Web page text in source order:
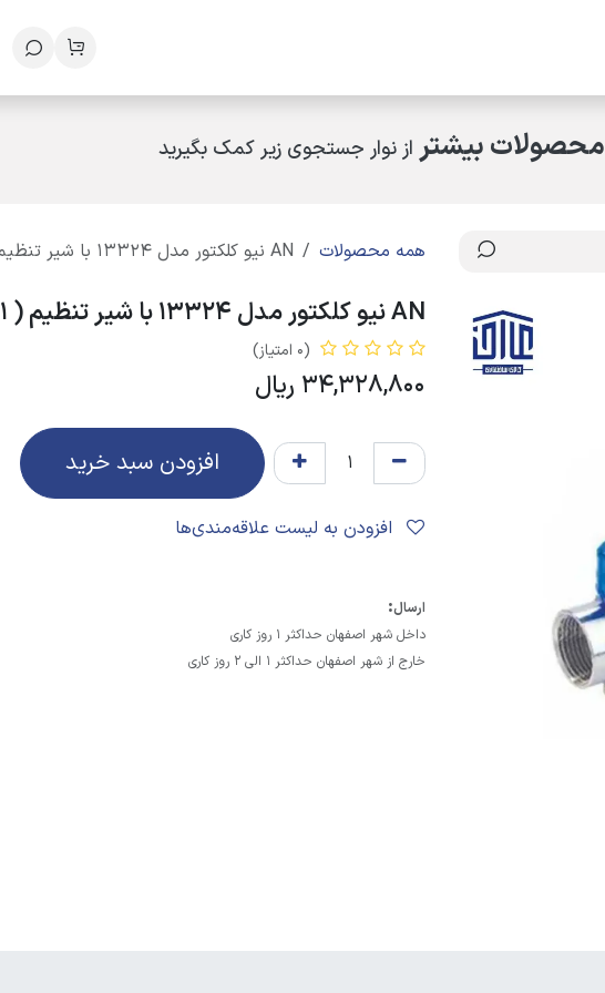
محصولات بیشتر از نوار جستجوی زیر کمک بگیرید
همه محصولات AN نیو کلکتور مدل 13324 با شیر تنظیم 4b (1/2 ×1 )
AN نیو کلکتور مدل 13324 با شیر تنظیم 4b (1/2 ×1 )
(0 امتیاز)
34,328,800 ریال
افزودن سبد خرید
ارسال:
داخل شهر اصفهان حداکثر 1 روز کاری
خارج از شهر اصفهان حداکثر 1 الی 2 روز کاری